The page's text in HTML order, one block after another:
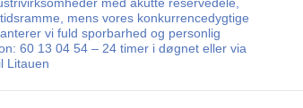
med akutte reservedele,
mens vores konkurrencedygtige
vi fuld sporbarhed og personlig
60 13 04 54 – 24 timer i døgnet eller via
Litauen